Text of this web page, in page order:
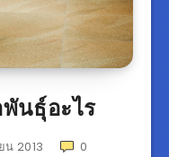
นธุ์อะไร
2013 0